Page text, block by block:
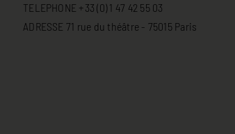
TELEPHONE +33 (0) 1 47 42 55 03
ADRESSE 71 rue du théâtre - 75015 Paris